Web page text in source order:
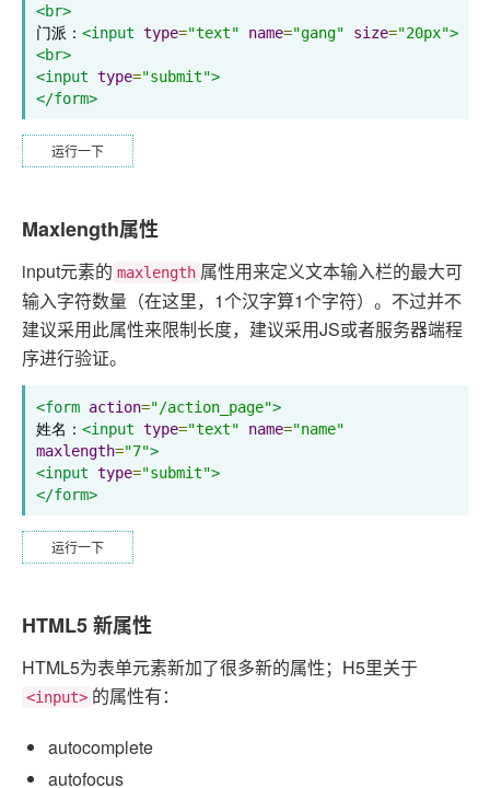
<br>
门派： <input type="text" name="gang" size="20px">
<br>
<input type="submit">
</form>
运行一下
Maxlength属性
input元素的 maxlength 属性用来定义文本输入栏的最大可
输入字符数量（在这里，1个汉字算1个字符）。不过并不
建议采用此属性来限制长度，建议采用JS或者服务器端程
序进行验证。
<form action="/action_page">
姓名： <input type="text" name="name"
maxlength="7">
<input type="submit">
</form>
运行一下
HTML5 新属性
HTML5为表单元素新加了很多新的属性；H5里关于
<input> 的属性有：
autocomplete
autofocus